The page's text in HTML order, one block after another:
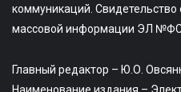
коммуникаций. Свидетельство
массовой информации ЭЛ
Главный редактор – Ю.О.